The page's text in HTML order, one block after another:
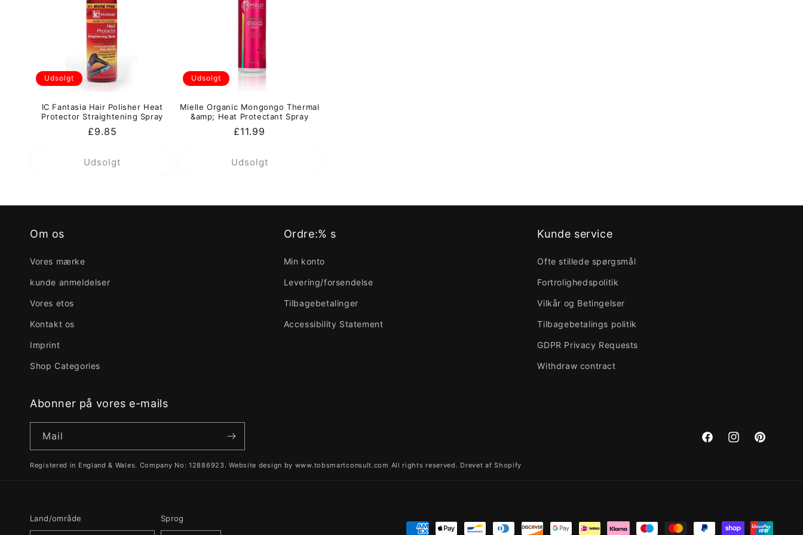
Udsolgt
IC Fantasia Hair Polisher Heat
Protector Straightening Spray
Normalpris
£9.85
Udsolgt
Udsolgt
Mielle Organic Mongongo Thermal
&amp; Heat Protectant Spray
Normalpris
£11.99
Udsolgt
Om os
Vores mærke
kunde anmeldelser
Vores etos
Kontakt os
Imprint
Shop Categories
Ordre:% s
Min konto
Levering/forsendelse
Tilbagebetalinger
Accessibility Statement
Kunde service
Ofte stillede spørgsmål
Fortrolighedspolitik
Vilkår og Betingelser
Tilbagebetalings politik
GDPR Privacy Requests
Withdraw contract
Abonner på vores e-mails
Mail
FacebookInstagramPinterest
Land/område Sprog
Betalingsmetoder
Registered in England & Wales. Company No: 12886923. Website design by www.tobsmartconsult.com All rights reserved. Drevet af Shopify